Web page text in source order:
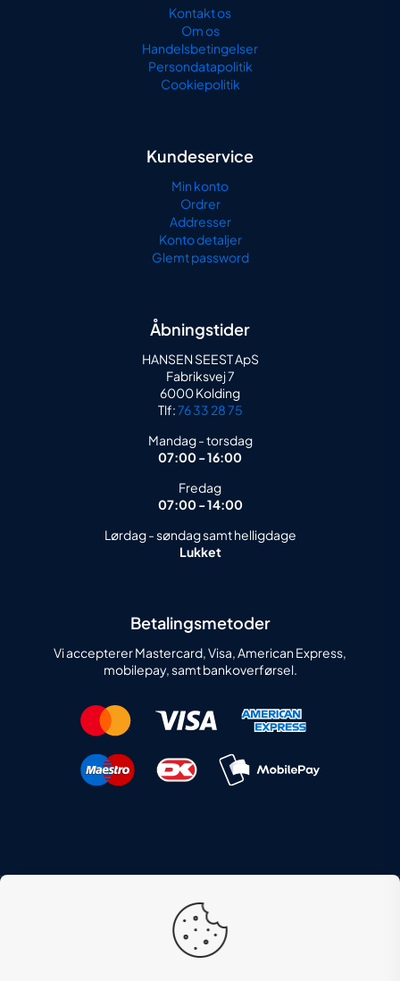
Kontakt os
Om os
Handelsbetingelser
Persondatapolitik
Cookiepolitik
Kundeservice
Min konto
Ordrer
Addresser
Konto detaljer
Glemt password
Åbningstider
HANSEN SEEST ApS
Fabriksvej 7
6000 Kolding
Tlf:76 33 28 75
Mandag - torsdag
07:00 - 16:00
Fredag
07:00 - 14:00
Lørdag - søndag samt helligdage
Lukket
Betalingsmetoder
Vi accepterer Mastercard, Visa, American Express,
mobilepay, samt bankoverførsel.
© 2022 HANSEN SEEST ApS | Created by